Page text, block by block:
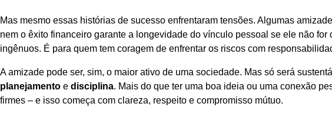
Mas mesmo essas histórias de sucesso enfrentaram tensões. Algumas
nem o êxito financeiro garante a longevidade do vínculo pessoal se ele não
ingênuos. É para quem tem coragem de enfrentar os riscos com
A amizade pode ser, sim, o maior ativo de uma sociedade. Mas só será
planejamento e disciplina. Mais do que ter uma boa ideia ou uma conexão
firmes – e isso começa com clareza, respeito e compromisso mútuo.